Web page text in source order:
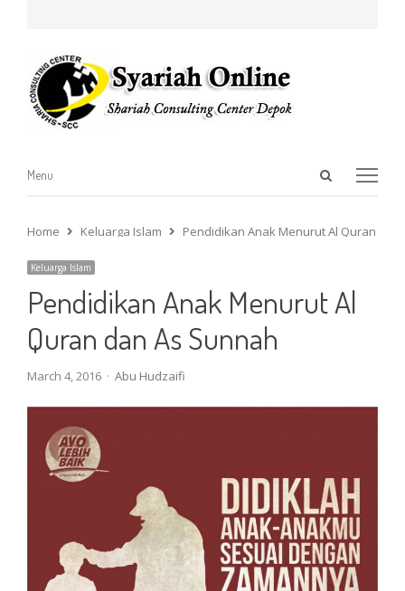
Open
Menu
Menu
Home Keluarga Islam Pendidikan Anak Menurut Al Quran dan
Keluarga Islam
Pendidikan Anak Menurut Al
Quran dan As Sunnah
March 4, 2016 Author
Abu Hudzaifi